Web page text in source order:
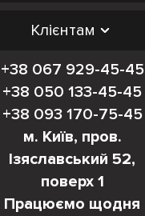
Клієнтам
+38 067 929-45-45
+38 050 133-45-45
+38 093 170-75-45
м. Київ, пров.
Ізяславський 52,
поверх 1
Працюємо щодня